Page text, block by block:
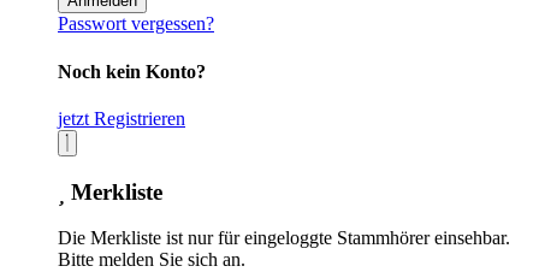
Passwort vergessen?
Noch kein Konto?
jetzt Registrieren
Merkliste
Die Merkliste ist nur für eingeloggte Stammhörer einsehbar.
Bitte melden Sie sich an.